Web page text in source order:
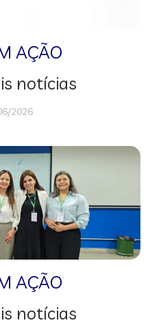
AÇÃO
notícias
2026
AÇÃO
notícias